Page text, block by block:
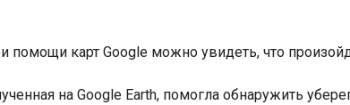
помощи карт Google можно увидеть, что
на Google Earth, помогла обнаружить